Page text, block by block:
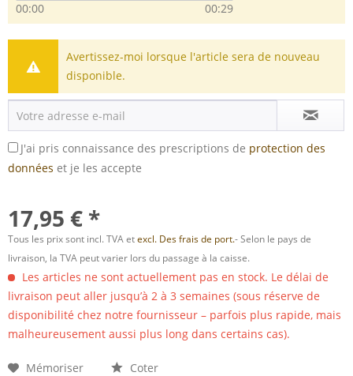
00:00
00:29
Avertissez-moi lorsque l'article sera de nouveau
disponible.
J'ai pris connaissance des prescriptions de protection des
données et je les accepte
17,95 € *
Tous les prix sont incl. TVA etexcl. Des frais de port.- Selon le pays de
livraison, la TVA peut varier lors du passage à la caisse.
Les articles ne sont actuellement pas en stock. Le délai de
livraison peut aller jusqu’à 2 à 3 semaines (sous réserve de
disponibilité chez notre fournisseur – parfois plus rapide, mais
malheureusement aussi plus long dans certains cas).
Mémoriser Coter